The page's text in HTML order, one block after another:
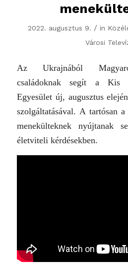
2022. augusztus 9. / in
Városi
Az Ukrajnából
családoknak segít a Kis
Egyesület új, augusztus
szolgáltatásával. A tartósan
menekülteknek nyújtanak
életviteli kérdésekben.